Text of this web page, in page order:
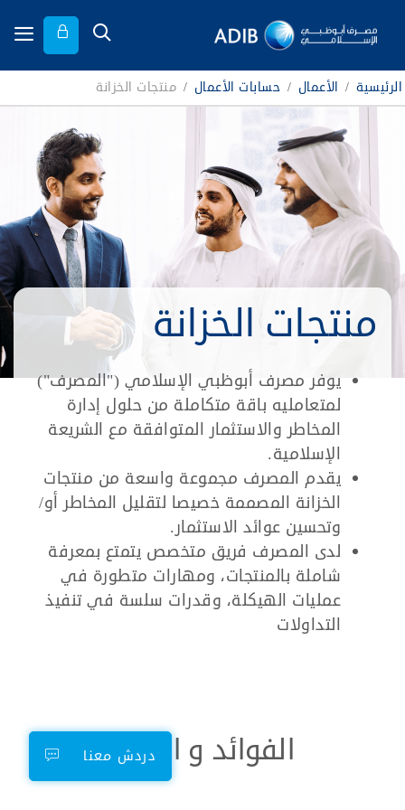
الرئيسية / الأعمال / حسابات الأعمال / منتجات الخزانة
منتجات الخزانة
يوفر مصرف أبوظبي الإسلامي ("المصرف")
لمتعامليه باقة متكاملة من حلول إدارة
المخاطر والاستثمار المتوافقة مع الشريعة
الإسلامية.
يقدم المصرف مجموعة واسعة من منتجات
الخزانة المصممة خصيصا لتقليل المخاطر أو/
وتحسين عوائد الاستثمار.
لدى المصرف فريق متخصص يتمتع بمعرفة
شاملة بالمنتجات، ومهارات متطورة في
عمليات الهيكلة، وقدرات سلسة في تنفيذ
التداولات
الفوائد و المزايا
دردش معنا